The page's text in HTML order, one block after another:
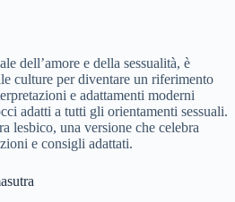
dell’amore e della sessualità, è
culture per diventare un riferimento
e adattamenti moderni
adatti a tutti gli orientamenti sessuali.
lesbico, una versione che celebra
e consigli adattati.